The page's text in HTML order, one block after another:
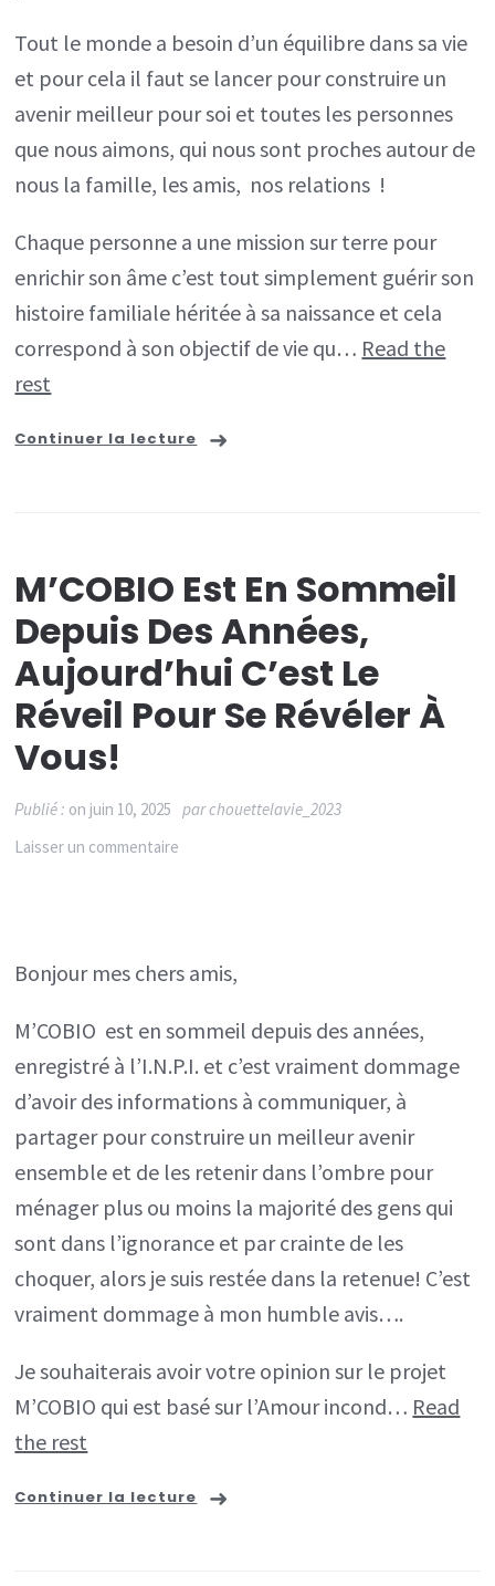
comme
votre
premier
meilleur
Avenir!
Tout le monde a besoin d’un équilibre dans sa vie
et pour cela il faut se lancer pour construire un
avenir meilleur pour soi et toutes les personnes
que nous aimons, qui nous sont proches autour de
nous la famille, les amis, nos relations !
Chaque personne a une mission sur terre pour
enrichir son âme c’est tout simplement guérir son
histoire familiale héritée à sa naissance et cela
correspond à son objectif de vie qu… Read the
rest
Continuer la lecture
M’COBIO Est En Sommeil
Depuis Des Années,
Aujourd’hui C’est Le
Réveil Pour Se Révéler À
Vous!
Publié : on juin 10, 2025 parchouettelavie_2023
Laisser un commentaire
sommeil
des
années,
aujourd’hui
pour
à
vous!
Bonjour mes chers amis,
M’COBIO est en sommeil depuis des années,
enregistré à l’I.N.P.I. et c’est vraiment dommage
d’avoir des informations à communiquer, à
partager pour construire un meilleur avenir
ensemble et de les retenir dans l’ombre pour
ménager plus ou moins la majorité des gens qui
sont dans l’ignorance et par crainte de les
choquer, alors je suis restée dans la retenue! C’est
vraiment dommage à mon humble avis….
Je souhaiterais avoir votre opinion sur le projet
M’COBIO qui est basé sur l’Amour incond… Read
the rest
Continuer la lecture